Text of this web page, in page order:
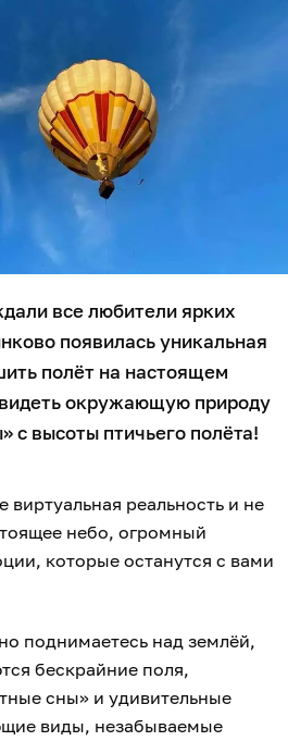
все любители ярких
появилась уникальная
полёт на настоящем
окружающую природу
с высоты птичьего полёта!
виртуальная реальность и не
небо, огромный
которые останутся с вами
поднимаетесь над землёй,
бескрайние поля,
сны» и удивительные
виды, незабываемые